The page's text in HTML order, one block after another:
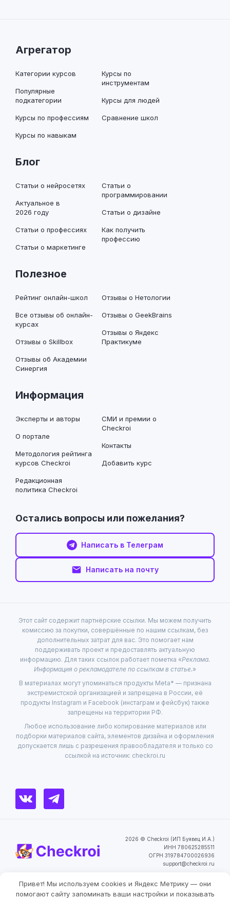
Агрегатор
Категории курсов
Популярные
подкатегории
Курсы по профессиям
Курсы по навыкам
Курсы по
инструментам
Курсы для людей
Сравнение школ
Блог
Статьи о нейросетях
Актуальное в
2026 году
Статьи о профессиях
Статьи о маркетинге
Статьи о
программировании
Статьи о дизайне
Как получить
профессию
Полезное
Рейтинг онлайн-школ
Все отзывы об онлайн-
курсах
Отзывы о Skillbox
Отзывы об Академии
Синергия
Отзывы о Нетологии
Отзывы о GeekBrains
Отзывы о Яндекс
Практикуме
Информация
Эксперты и авторы
О портале
Методология рейтинга
курсов Checkroi
Редакционная
политика Checkroi
СМИ и премии о
Checkroi
Контакты
Добавить курс
Остались вопросы или пожелания?
Написать в Телеграм
Написать на почту
Этот сайт содержит партнёрские ссылки. Мы можем получить
комиссию за покупки, совершённые по нашим ссылкам, без
дополнительных затрат для вас. Это помогает нам
поддерживать проект и предоставлять актуальную
информацию. Для таких ссылок работает пометка «Реклама.
Информация о рекламодателе по ссылкам в статье.»
В материалах могут упоминаться продукты Meta* — признана
экстремистской организацией и запрещена в России, её
продукты Instagram и Facebook (инстаграм и фейсбук) также
запрещены на территории РФ.
Любое использование либо копирование материалов или
подборки материалов сайта, элементов дизайна и оформления
допускается лишь с разрешения правообладателя и только со
ссылкой на источник: checkroi.ru
2026 © Checkroi (ИП Буявец И.А.)
ИНН 780625285511
ОГРН 319784700026936
support@checkroi.ru
Пользовательское
Политика
Согласие на обработку
персональных данных
Привет! Мы используем cookies и Яндекс Метрику — они
помогают сайту запоминать ваши настройки и показывать
Фильтры